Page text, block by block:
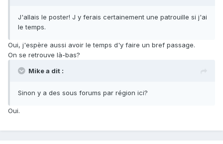
J'allais le poster! J y ferais certainement une patrouille si j'ai
le temps.
Oui, j'espère aussi avoir le temps d'y faire un bref passage.
On se retrouve là-bas?
Mike a dit :
Sinon y a des sous forums par région ici?
Oui.